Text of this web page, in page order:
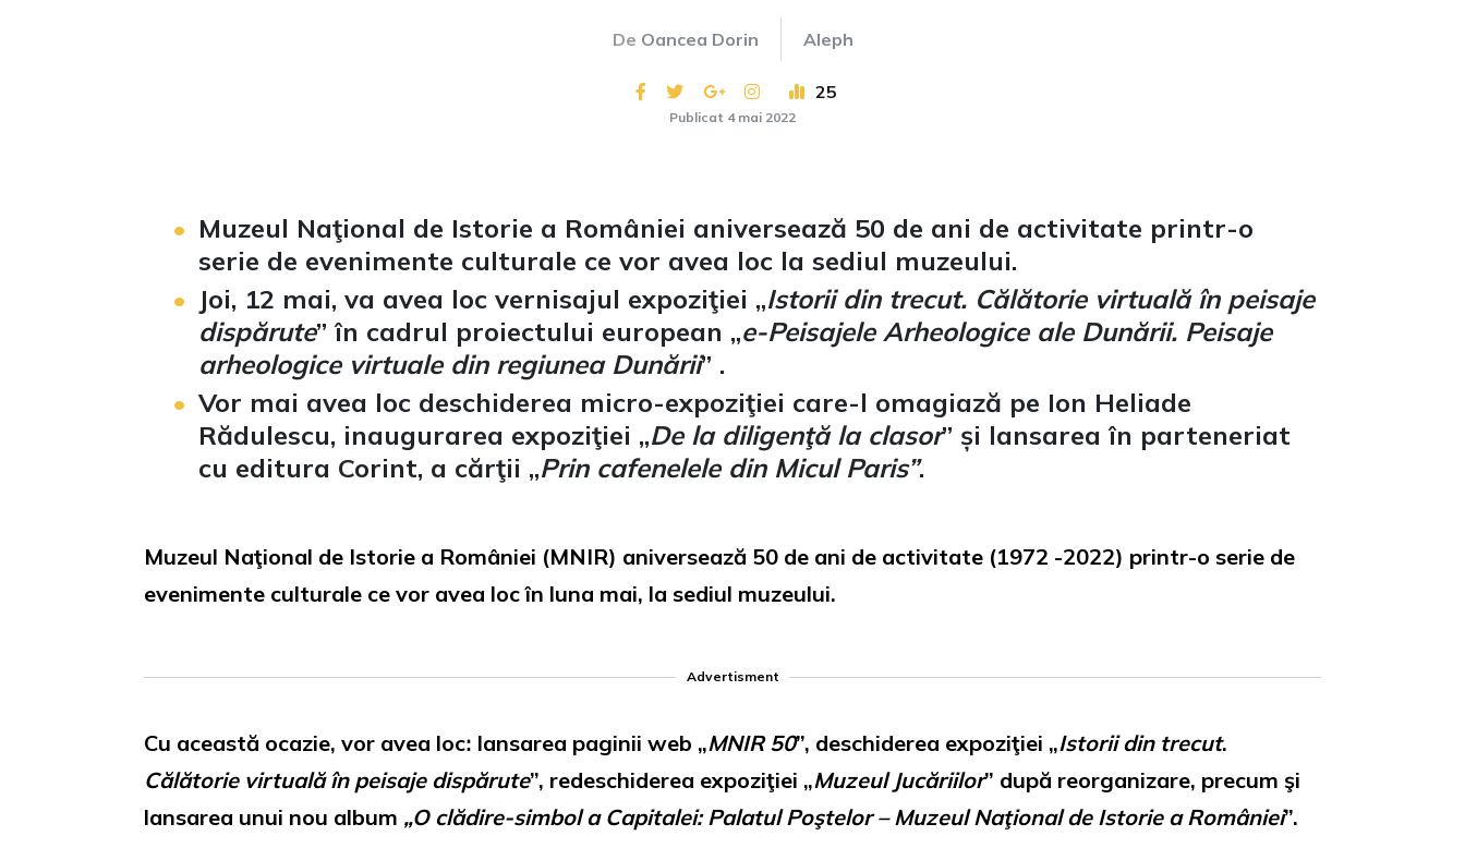
De Oancea Dorin Aleph
25
Publicat 4 mai 2022
Muzeul Naţional de Istorie a României aniversează 50 de ani de activitate printr-o
serie de evenimente culturale ce vor avea loc la sediul muzeului.
Joi, 12 mai, va avea loc vernisajul expoziţiei „Istorii din trecut. Călătorie virtuală în peisaje
dispărute” în cadrul proiectului european „e-Peisajele Arheologice ale Dunării. Peisaje
arheologice virtuale din regiunea Dunării” .
Vor mai avea loc deschiderea micro-expoziţiei care-l omagiază pe Ion Heliade
Rădulescu, inaugurarea expoziţiei „De la diligenţă la clasor” și lansarea în parteneriat
cu editura Corint, a cărţii „Prin cafenelele din Micul Paris”.
Muzeul Naţional de Istorie a României (MNIR) aniversează 50 de ani de activitate (1972 -2022) printr-o serie de
evenimente culturale ce vor avea loc în luna mai, la sediul muzeului.
Advertisment
Cu această ocazie, vor avea locꓽ lansarea paginii web „MNIR 50”, deschiderea expoziţiei „Istorii din trecut.
Călătorie virtuală în peisaje dispărute”, redeschiderea expoziţiei „Muzeul Jucăriilor” după reorganizare, precum şi
lansarea unui nou album „O clădire-simbol a Capitalei: Palatul Poştelor – Muzeul Naţional de Istorie a României”.